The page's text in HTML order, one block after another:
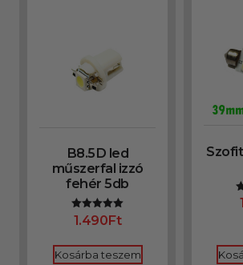
B8.5D led
műszerfal izzó
fehér 5db
Értékelés:
5.00
1.490Ft
Kosárba teszem